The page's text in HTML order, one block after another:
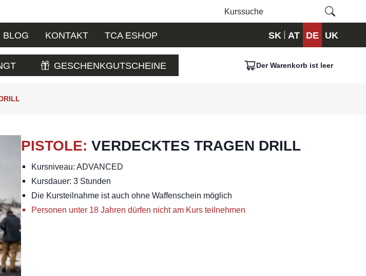
BLOG KONTAKT TCA ESHOP SK AT DE UK
GESCHENKGUTSCHEINE Der Warenkorb ist leer
PISTOLE: VERDECKTES TRAGEN DRILL
Kursniveau: ADVANCED
Kursdauer: 3 Stunden
Die Kursteilnahme ist auch ohne Waffenschein möglich
Personen unter 18 Jahren dürfen nicht am Kurs teilnehmen